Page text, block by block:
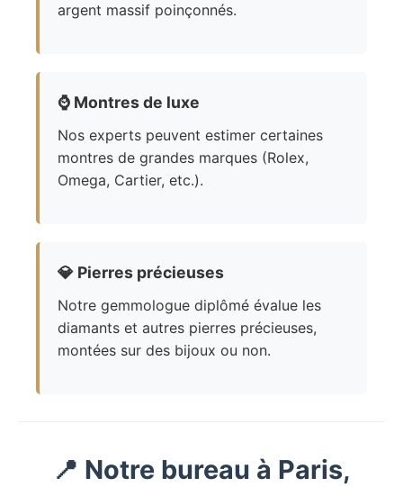
argent massif poinçonnés.
⌚ Montres de luxe
Nos experts peuvent estimer certaines
montres de grandes marques (Rolex,
Omega, Cartier, etc.).
💎 Pierres précieuses
Notre gemmologue diplômé évalue les
diamants et autres pierres précieuses,
montées sur des bijoux ou non.
📍 Notre bureau à Paris,